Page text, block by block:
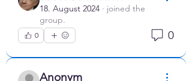
18. August 2024 · joined the
group.
0 0
Anonym